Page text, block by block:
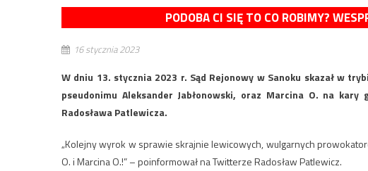
PODOBA CI SIĘ TO CO ROBIMY?
16 stycznia 2023
W dniu 13. stycznia 2023 r. Sąd Rejonowy w Sanoku skazał w
pseudonimu Aleksander Jabłonowski, oraz Marcina O. na
Radosława Patlewicza.
„Kolejny wyrok w sprawie skrajnie lewicowych, wulgarnych
O. i Marcina O.!” – poinformował na Twitterze Radosław Patlewicz.